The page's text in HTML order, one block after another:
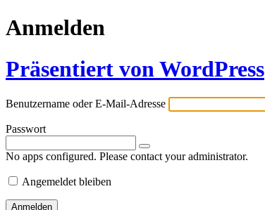
Anmelden
Präsentiert von WordPress
Benutzername oder E-Mail-Adresse
Passwort
No apps configured. Please contact your administrator.
Angemeldet bleiben